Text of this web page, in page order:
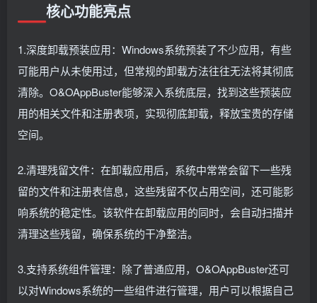
核心功能亮点
1.深度卸载预装应用：Windows系统预装了不少应用，有些
可能用户从未使用过，但常规的卸载方法往往无法将其彻底
清除。O&OAppBuster能够深入系统底层，找到这些预装应
用的相关文件和注册表项，实现彻底卸载，释放宝贵的存储
空间。
2.清理残留文件：在卸载应用后，系统中常常会留下一些残
留的文件和注册表信息，这些残留不仅占用空间，还可能影
响系统的稳定性。该软件在卸载应用的同时，会自动扫描并
清理这些残留，确保系统的干净整洁。
3.支持系统组件管理：除了普通应用，O&OAppBuster还可
以对Windows系统的一些组件进行管理，用户可以根据自己